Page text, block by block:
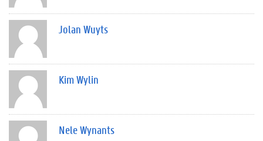
Jolan Wuyts
Kim Wylin
Nele Wynants